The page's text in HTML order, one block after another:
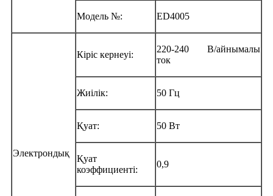
Модель №: ED4005
Электрондық
Кіріс кернеуі:
220-240 В/айнымалы
ток
Жиілік: 50 Гц
Қуат: 50 Вт
Қуат
коэффициенті:
0,9